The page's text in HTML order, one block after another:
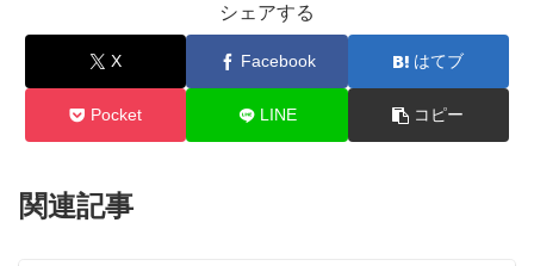
シェアする
X Facebook はてブ
Pocket LINE コピー
関連記事